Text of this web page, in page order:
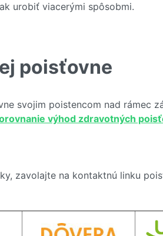
urobiť viacerými spôsobmi.
poisťovne
svojim poistencom nad rámec
výhod zdravotných
zavolajte na kontaktnú linku